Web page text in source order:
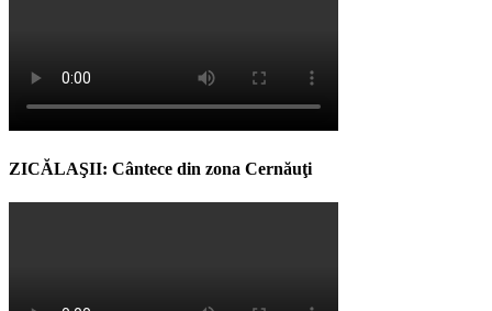
ZICĂLAŞII: Cântece din zona Cernăuţi